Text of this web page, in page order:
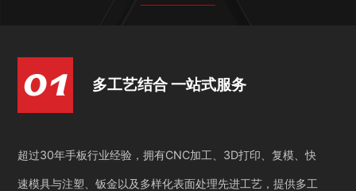
多工艺结合 一站式服务
超过30年手板行业经验，拥有CNC加工、3D打印、复模、快
速模具与注塑、钣金以及多样化表面处理先进工艺，提供多工